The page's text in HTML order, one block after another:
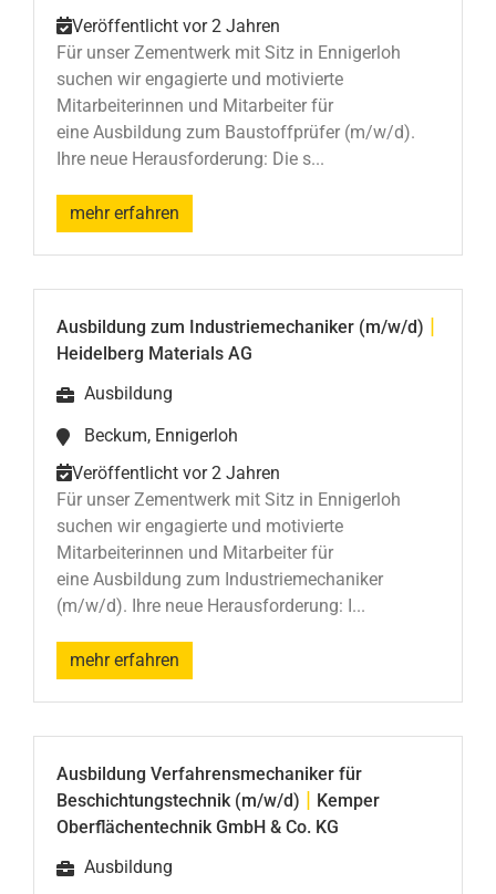
Veröffentlicht vor 2 Jahren
Für unser Zementwerk mit Sitz in Ennigerloh
suchen wir engagierte und motivierte
Mitarbeiterinnen und Mitarbeiter für
eine Ausbildung zum Baustoffprüfer (m/w/d).
Ihre neue Herausforderung: Die s...
mehr erfahren
Ausbildung zum Industriemechaniker (m/w/d) |
Heidelberg Materials AG
Ausbildung
Beckum, Ennigerloh
Veröffentlicht vor 2 Jahren
Für unser Zementwerk mit Sitz in Ennigerloh
suchen wir engagierte und motivierte
Mitarbeiterinnen und Mitarbeiter für
eine Ausbildung zum Industriemechaniker
(m/w/d). Ihre neue Herausforderung: I...
mehr erfahren
Ausbildung Verfahrensmechaniker für
Beschichtungstechnik (m/w/d) | Kemper
Oberflächentechnik GmbH & Co. KG
Ausbildung